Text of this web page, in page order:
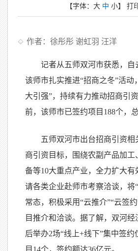
【字体： 大 中 小】 打
作者：徐彤彤 谢虹羽 汪洋
记者从五师双河市获悉，自
该师市扎实推进“招商之冬”活动
大引强”，持续有力推动招商引
前，该师市已签约项目188个，
五师双河市出台招商引资相
商引资目标，围绕农副产品加工
备等10大重点产业，全力扩大有
请各类企业赴师市考察洽谈，将
常态，积极采用“云推介”“云签
目推介和洽谈。据了解，双河
后举办2场“线上+线下”集中签约
目14个，签约额达36亿元。